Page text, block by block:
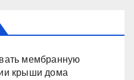
мембранную
крыши дома